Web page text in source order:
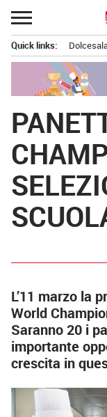
Passa
al
contenuto
principale
Quick links:
L’11 marzo la
World
Saranno 20 i
importante
crescita in